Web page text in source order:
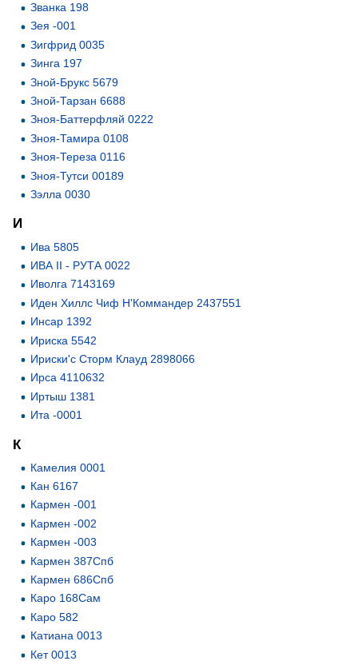
Званка 198
Зея -001
Зигфрид 0035
Зинга 197
Зной-Брукс 5679
Зной-Тарзан 6688
Зноя-Баттерфляй 0222
Зноя-Тамира 0108
Зноя-Тереза 0116
Зноя-Тутси 00189
Зэлла 0030
И
Ива 5805
ИВА II - РУТА 0022
Иволга 7143169
Иден Хиллс Чиф Н'Коммандер 2437551
Инсар 1392
Ириска 5542
Ириски'с Сторм Клауд 2898066
Ирса 4110632
Иртыш 1381
Ита -0001
К
Камелия 0001
Кан 6167
Кармен -001
Кармен -002
Кармен -003
Кармен 387Спб
Кармен 686Спб
Каро 168Сам
Каро 582
Катиана 0013
Кет 0013